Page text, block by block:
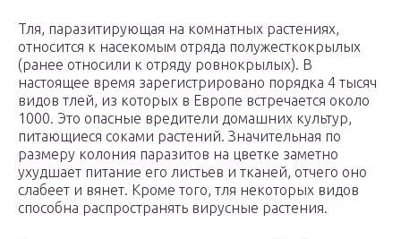
Тля, паразитирующая на комнатных растениях,
относится к насекомым отряда полужесткокрылых
(ранее относили к отряду ровнокрылых). В
настоящее время зарегистрировано порядка 4 тысяч
видов тлей, из которых в Европе встречается около
1000. Это опасные вредители домашних культур,
питающиеся соками растений. Значительная по
размеру колония паразитов на цветке заметно
ухудшает питание его листьев и тканей, отчего оно
слабеет и вянет. Кроме того, тля некоторых видов
способна распространять вирусные растения.